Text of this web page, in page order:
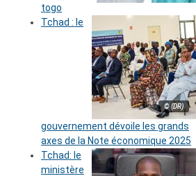
togo
© (DR)
Tchad : le
gouvernement dévoile les grands
axes de la Note économique 2025
Tchad: le
ministère